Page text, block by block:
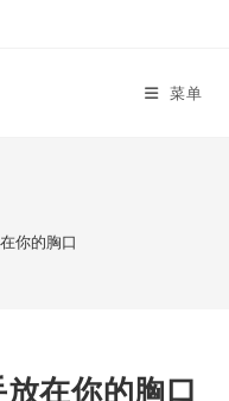
菜单
你的胸口
在你的胸口